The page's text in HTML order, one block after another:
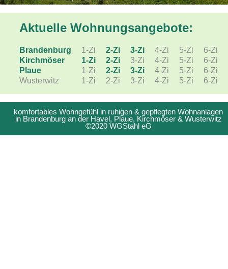
Aktuelle Wohnungsangebote:
Brandenburg 1-Zi 2-Zi 3-Zi 4-Zi 5-Zi
6-Zi
Kirchmöser
1-Zi 2-Zi 3-Zi 4-Zi 5-Zi
6-Zi
Plaue
1-Zi 2-Zi 3-Zi 4-Zi 5-Zi
6-Zi
Wusterwitz
1-Zi 2-Zi 3-Zi 4-Zi 5-Zi 6-Zi
komfortables Wohngefühl in ruhigen & gepflegten Wohnanlagen
in Brandenburg an der Havel, Plaue, Kirchmöser & Wusterwitz
©2020 WGStahl eG